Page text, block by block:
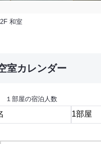
2F 和室
室カレンダー
１部屋の宿泊人数